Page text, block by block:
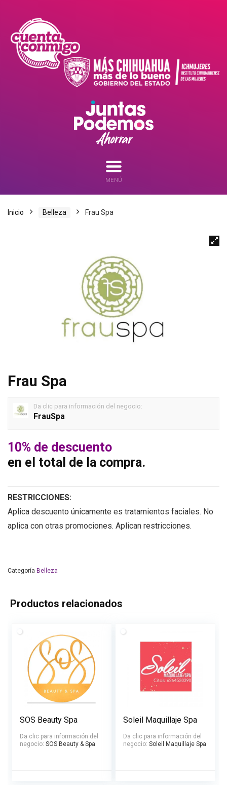
MENÚ
Inicio Belleza Frau Spa
Frau Spa
Da clic para información del negocio:
FrauSpa
10% de descuento
en el total de la compra.
RESTRICCIONES:
Aplica descuento únicamente es tratamientos faciales. No
aplica con otras promociones. Aplican restricciones.
Categoría Belleza
Productos relacionados
SOS Beauty Spa
Da clic para información del
negocio: SOS Beauty & Spa
Soleil Maquillaje Spa
Da clic para información del
negocio: Soleil Maquillaje Spa